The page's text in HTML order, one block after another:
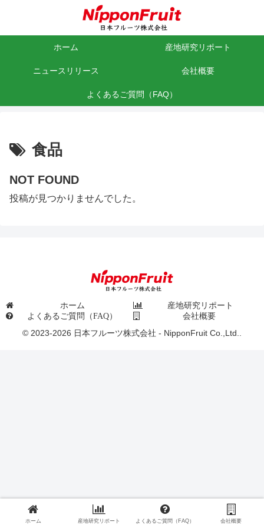
ホーム 産地研究リポート
ニュースリリース 会社概要
よくあるご質問（FAQ）
食品
NOT FOUND
投稿が見つかりませんでした。
ホーム
産地研究リポート
よくあるご質問（FAQ）
会社概要
© 2023-2026 日本フルーツ株式会社 - NipponFruit Co.,Ltd..
ホーム 産地研究リポート よくあるご質問（FAQ） 会社概要